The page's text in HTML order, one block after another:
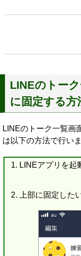
LINEのトー
に固定する方
LINEのトーク一覧画
は以下の方法で行いま
LINEアプリを起
上部に固定した